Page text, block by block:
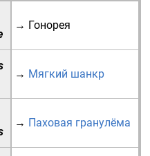
→ Гонорея
→ Мягкий шанкр
→ Паховая гранулёма